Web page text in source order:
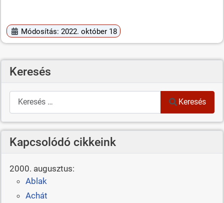
Módosítás: 2022. október 18
Keresés
Keresés
Keresés
Kapcsolódó cikkeink
2000. augusztus:
Ablak
Achát